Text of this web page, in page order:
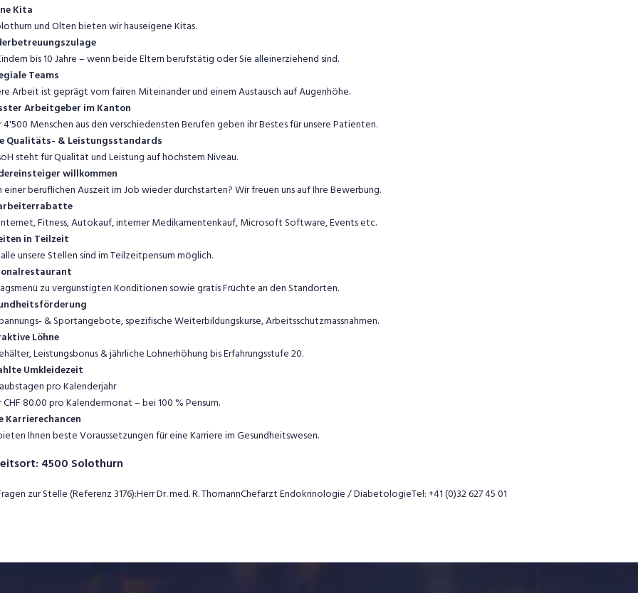
Kita
und Olten bieten wir hauseigene Kitas.
bis 10 Jahre – wenn beide Eltern berufstätig oder Sie alleinerziehend sind.
Teams
Arbeit ist geprägt vom fairen Miteinander und einem Austausch auf Augenhöhe.
Arbeitgeber im Kanton
4'500 Menschen aus den verschiedensten Berufen geben ihr Bestes für unsere Patienten.
Qualitäts- & Leistungsstandards
steht für Qualität und Leistung auf höchstem Niveau.
willkommen
einer beruflichen Auszeit im Job wieder durchstarten? Wir freuen uns auf Ihre Bewerbung.
Internet, Fitness, Autokauf, interner Medikamentenkauf, Microsoft Software, Events etc.
in Teilzeit
unsere Stellen sind im Teilzeitpensum möglich.
zu vergünstigten Konditionen sowie gratis Früchte an den Standorten.
& Sportangebote, spezifische Weiterbildungskurse, Arbeitsschutzmassnahmen.
Löhne
Leistungsbonus & jährliche Lohnerhöhung bis Erfahrungsstufe 20.
Umkleidezeit
pro Kalenderjahr
80.00 pro Kalendermonat – bei 100 % Pensum.
Karrierechancen
Ihnen beste Voraussetzungen für eine Karriere im Gesundheitswesen.
: 4500 Solothurn
zur Stelle (Referenz 3176):Herr Dr. med. R. ThomannChefarzt Endokrinologie / DiabetologieTel: +41 (0)32 627 45 01